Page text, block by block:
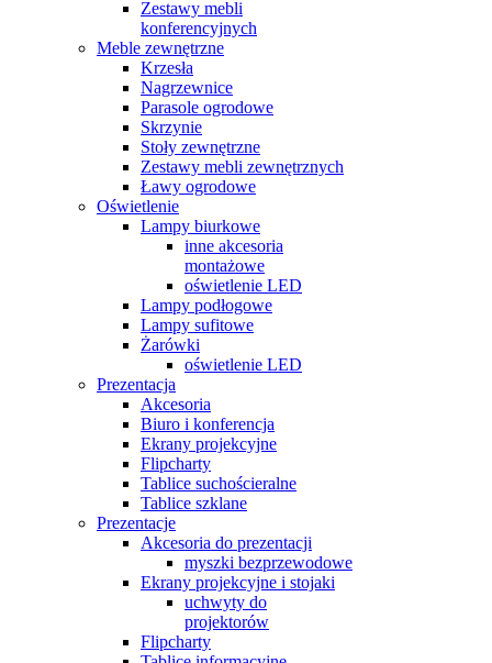
Zestawy mebli
konferencyjnych
Meble zewnętrzne
Krzesła
Nagrzewnice
Parasole ogrodowe
Skrzynie
Stoły zewnętrzne
Zestawy mebli zewnętrznych
Ławy ogrodowe
Oświetlenie
Lampy biurkowe
inne akcesoria
montażowe
oświetlenie LED
Lampy podłogowe
Lampy sufitowe
Żarówki
oświetlenie LED
Prezentacja
Akcesoria
Biuro i konferencja
Ekrany projekcyjne
Flipcharty
Tablice suchościeralne
Tablice szklane
Prezentacje
Akcesoria do prezentacji
myszki bezprzewodowe
Ekrany projekcyjne i stojaki
uchwyty do
projektorów
Flipcharty